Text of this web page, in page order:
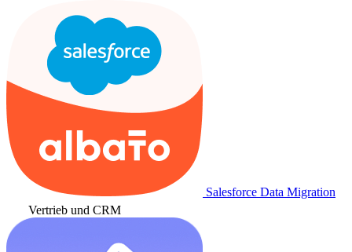
Salesforce Data Migration
Vertrieb und CRM